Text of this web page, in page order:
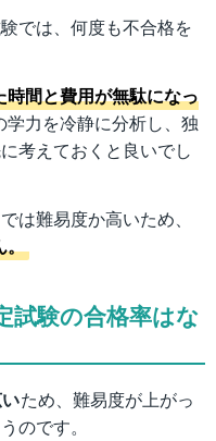
では、何度も不合格を
時間と費用が無駄になっ
学力を冷静に分析し、独
考えておくと良いでし
は難易度か高いため、
。
試験の合格率はな
ため、難易度が上がっ
のです。